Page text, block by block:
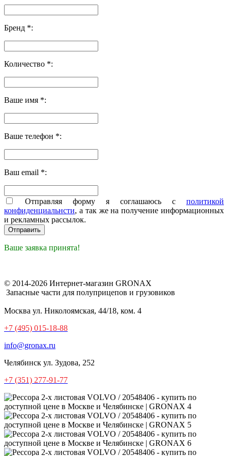
Бренд *:
Количество *:
Ваше имя *:
Ваше телефон *:
Ваш email *:
Отправляя форму я соглашаюсь с политикой
конфиденциальнсти, а так же на получение информационных
и рекламных рассылок.
Ваше заявка принята!
© 2014-2026 Интернет-магазин GRONAX
Запасные части для полуприцепов и грузовиков
Москва ул. Николоямская, 44/18, ком. 4
+7 (495) 015-18-88
info@gronax.ru
Челябинск ул. Зудова, 252
+7 (351) 277-91-77